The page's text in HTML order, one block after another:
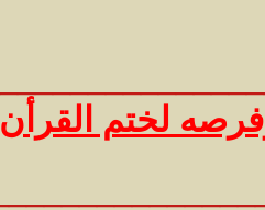
لختم القرأن